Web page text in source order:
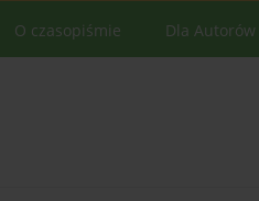
O czasopiśmie Dla Autorów